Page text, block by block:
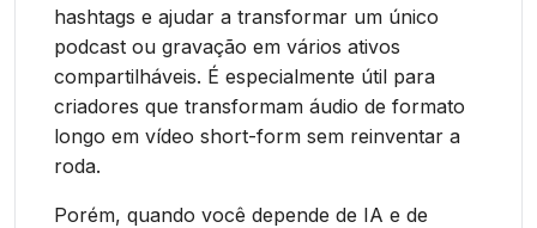
hashtags e ajudar a transformar um único
podcast ou gravação em vários ativos
compartilháveis. É especialmente útil para
criadores que transformam áudio de formato
longo em vídeo short-form sem reinventar a
roda.
Porém, quando você depende de IA e de